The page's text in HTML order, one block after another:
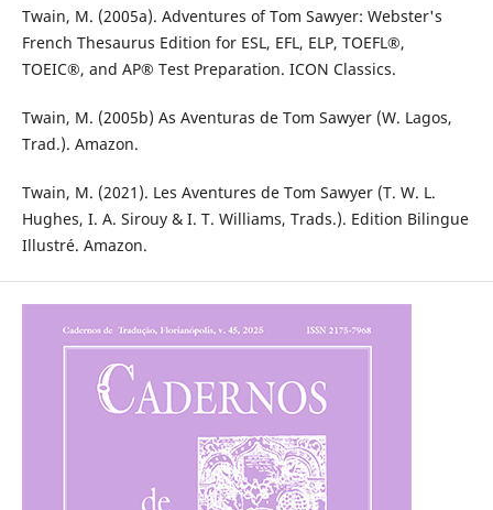
Twain, M. (2005a). Adventures of Tom Sawyer: Webster's
French Thesaurus Edition for ESL, EFL, ELP, TOEFL®,
TOEIC®, and AP® Test Preparation. ICON Classics.
Twain, M. (2005b) As Aventuras de Tom Sawyer (W. Lagos,
Trad.). Amazon.
Twain, M. (2021). Les Aventures de Tom Sawyer (T. W. L.
Hughes, I. A. Sirouy & I. T. Williams, Trads.). Edition Bilingue
Illustré. Amazon.